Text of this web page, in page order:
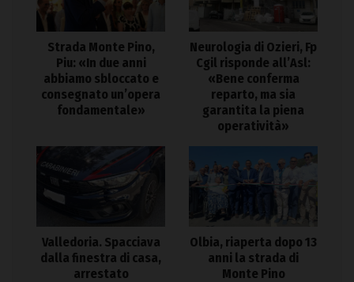
Strada Monte Pino,
Piu: «In due anni
abbiamo sbloccato e
consegnato un’opera
fondamentale»
Neurologia di Ozieri, Fp
Cgil risponde all’Asl:
«Bene conferma
reparto, ma sia
garantita la piena
operatività»
Valledoria. Spacciava
dalla finestra di casa,
arrestato
Olbia, riaperta dopo 13
anni la strada di
Monte Pino